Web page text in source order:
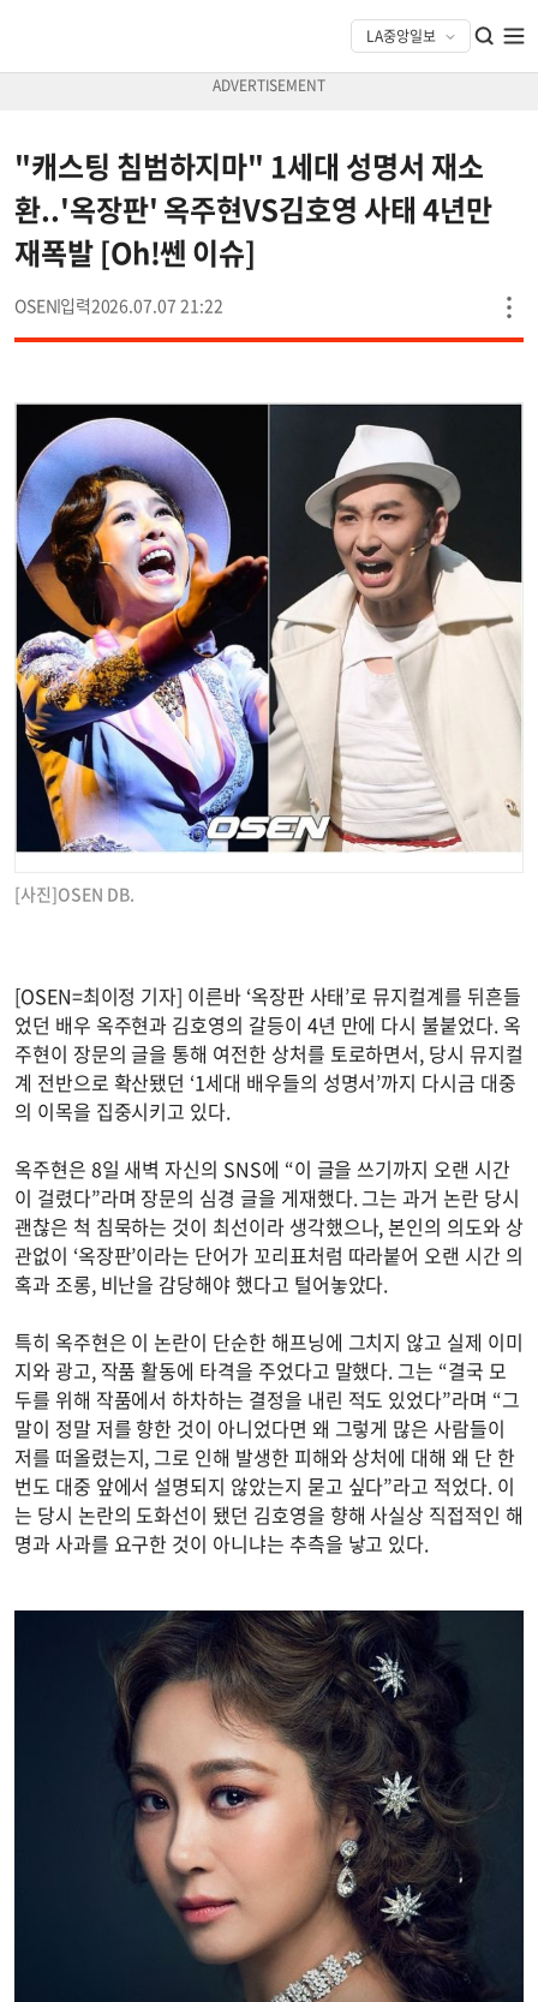
"캐스팅 침범하지마" 1세대 성명서 재소
환..'옥장판' 옥주현VS김호영 사태 4년만
재폭발 [Oh!쎈 이슈]
OSEN 2026.07.07 21:22
[사진]OSEN DB.
[OSEN=최이정 기자] 이른바 ‘옥장판 사태’로 뮤지컬계를 뒤흔들
었던 배우 옥주현과 김호영의 갈등이 4년 만에 다시 불붙었다. 옥
주현이 장문의 글을 통해 여전한 상처를 토로하면서, 당시 뮤지컬
계 전반으로 확산됐던 ‘1세대 배우들의 성명서’까지 다시금 대중
의 이목을 집중시키고 있다.
옥주현은 8일 새벽 자신의 SNS에 “이 글을 쓰기까지 오랜 시간
이 걸렸다”라며 장문의 심경 글을 게재했다. 그는 과거 논란 당시
괜찮은 척 침묵하는 것이 최선이라 생각했으나, 본인의 의도와 상
관없이 ‘옥장판’이라는 단어가 꼬리표처럼 따라붙어 오랜 시간 의
혹과 조롱, 비난을 감당해야 했다고 털어놓았다.
특히 옥주현은 이 논란이 단순한 해프닝에 그치지 않고 실제 이미
지와 광고, 작품 활동에 타격을 주었다고 말했다. 그는 “결국 모
두를 위해 작품에서 하차하는 결정을 내린 적도 있었다”라며 “그
말이 정말 저를 향한 것이 아니었다면 왜 그렇게 많은 사람들이
저를 떠올렸는지, 그로 인해 발생한 피해와 상처에 대해 왜 단 한
번도 대중 앞에서 설명되지 않았는지 묻고 싶다”라고 적었다. 이
는 당시 논란의 도화선이 됐던 김호영을 향해 사실상 직접적인 해
명과 사과를 요구한 것이 아니냐는 추측을 낳고 있다.